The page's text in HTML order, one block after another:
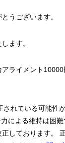
うございます。
ます。
ライメント10000
れている可能性が
による維持は困難
しております。